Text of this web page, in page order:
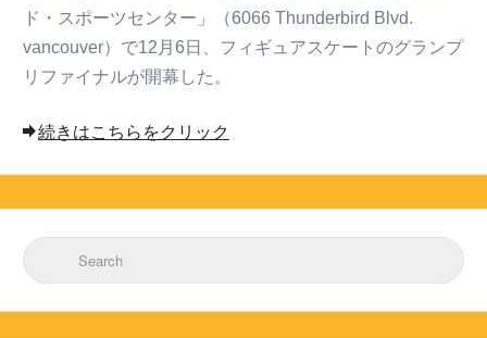
ド・スポーツセンター」（6066 Thunderbird Blvd.
vancouver）で12月6日、フィギュアスケートのグランプ
リファイナルが開幕した。
続きはこちらをクリック
Search for: